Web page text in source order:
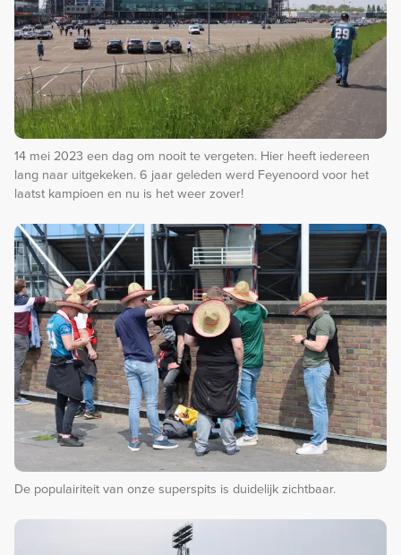
14 mei 2023 een dag om nooit te vergeten. Hier heeft iedereen
lang naar uitgekeken. 6 jaar geleden werd Feyenoord voor het
laatst kampioen en nu is het weer zover!
De populairiteit van onze superspits is duidelijk zichtbaar.